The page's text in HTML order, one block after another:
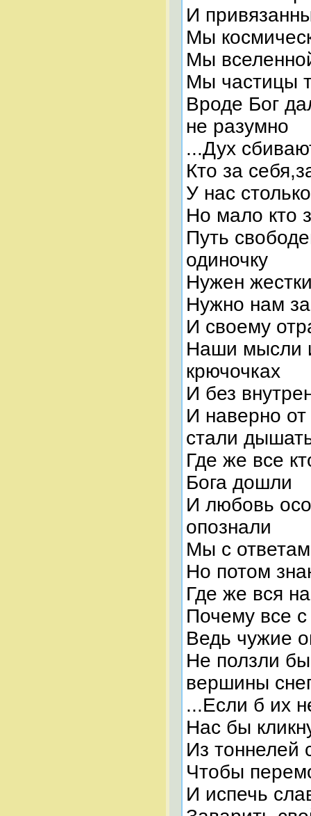
И
Мы
Мы
Мы частицы
Вроде Бог
не разумно
...Дух
Кто за
У нас
Но мало кто
Путь
одиночку
Нужен
Нужно нам
И своему
Наши мысли
крючочках
И без
И наверно
стали
Где же все
Бога дошли
И любовь
опознали
Мы с
Но потом
Где же вся
Почему все
Ведь чужие
Не ползли
вершины
...Если б их
Нас бы
Из тоннелей
Чтобы
И испечь